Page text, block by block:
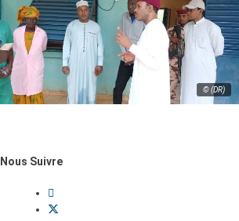
© (DR)
Nous Suivre